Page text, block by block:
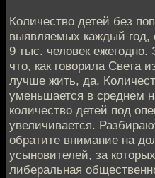
Количество детей без
выявляемых каждый год,
9 тыс. человек
что, как говорила Света
лучше жить, да.
уменьшается в среднем
количество детей под
увеличивается.
обратите внимание на
усыновителей, за
либеральная